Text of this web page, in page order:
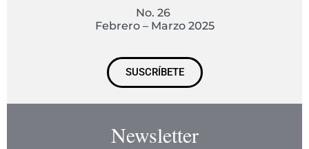
No. 26
Febrero – Marzo 2025
SUSCRÍBETE
Newsletter